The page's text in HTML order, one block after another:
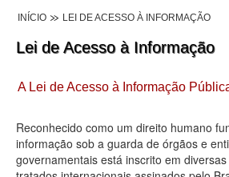
Lei de Acesso à Informação
Dados Governamentais Abertos
Planejamento
Catálogo de dados
INÍCIO LEI DE ACESSO À INFORMAÇÃO
Lei de Acesso à Informação
A Lei de Acesso à Informação
Reconhecido como um direito humano
informação sob a guarda de órgãos e
governamentais está inscrito em